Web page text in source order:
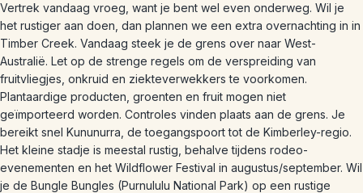
Vertrek vandaag vroeg, want je bent wel even onderweg. Wil je
het rustiger aan doen, dan plannen we een extra overnachting in in
Timber Creek. Vandaag steek je de grens over naar West-
Australië. Let op de strenge regels om de verspreiding van
fruitvliegjes, onkruid en ziekteverwekkers te voorkomen.
Plantaardige producten, groenten en fruit mogen niet
geïmporteerd worden. Controles vinden plaats aan de grens. Je
bereikt snel Kununurra, de toegangspoort tot de Kimberley-regio.
Het kleine stadje is meestal rustig, behalve tijdens rodeo-
evenementen en het Wildflower Festival in augustus/september. Wil
je de Bungle Bungles (Purnululu National Park) op een rustige